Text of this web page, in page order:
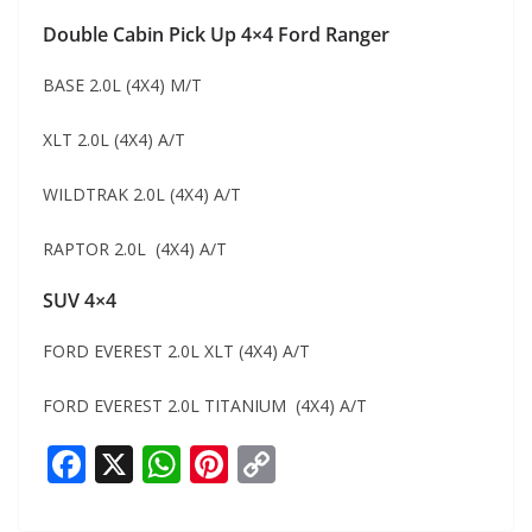
Double Cabin Pick Up 4×4 Ford Ranger
BASE 2.0L (4X4) M/T
XLT 2.0L (4X4) A/T
WILDTRAK 2.0L (4X4) A/T
RAPTOR 2.0L (4X4) A/T
SUV 4×4
FORD EVEREST 2.0L XLT (4X4) A/T
FORD EVEREST 2.0L TITANIUM (4X4) A/T
F X W Pi